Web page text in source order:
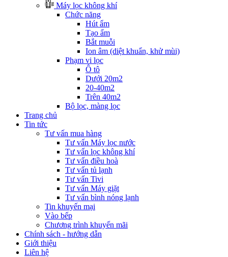
Máy lọc không khí
Chức năng
Hút ẩm
Tạo ẩm
Bắt muỗi
Ion âm (diệt khuẩn, khử mùi)
Phạm vi lọc
Ô tô
Dưới 20m2
20-40m2
Trên 40m2
Bộ lọc, màng lọc
Trang chủ
Tin tức
Tư vấn mua hàng
Tư vấn Máy lọc nước
Tư vấn lọc không khí
Tư vấn điều hoà
Tư vấn tủ lạnh
Tư vấn Tivi
Tư vấn Máy giặt
Tư vấn bình nóng lạnh
Tin khuyến mại
Vào bếp
Chương trình khuyến mãi
Chính sách - hướng dẫn
Giới thiệu
Liên hệ